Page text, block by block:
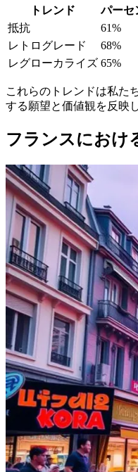
トレンド パーセ
抵抗
61%
レトログレード
68%
レグローカライズ 65%
これらのトレンドは私た
する願望と価値観を反映
フランスにおけ